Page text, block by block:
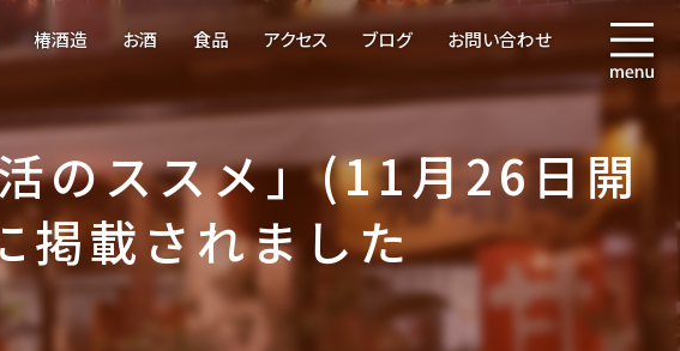
椿酒造 お酒 食品 アクセス ブログ お問い合わせ
のススメ」(11月26日開
掲載されました